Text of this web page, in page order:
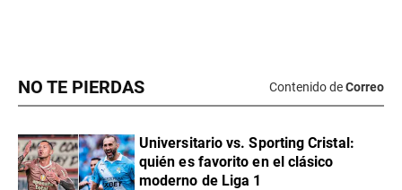
NO TE PIERDAS Contenido deCorreo
Universitario vs. Sporting Cristal:
quién es favorito en el clásico
moderno de Liga 1